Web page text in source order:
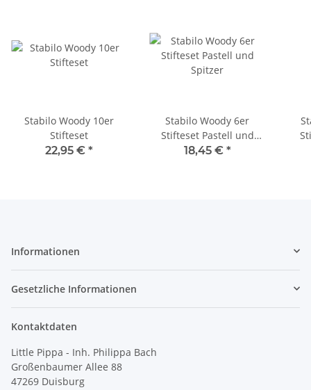
Stabilo Woody 10er
Stifteset
22,95 € *
Stabilo Woody 6er
Stifteset Pastell und
Spitzer
18,45 € *
Informationen
Gesetzliche Informationen
Kontaktdaten
Little Pippa - Inh. Philippa Bach
Großenbaumer Allee 88
47269 Duisburg